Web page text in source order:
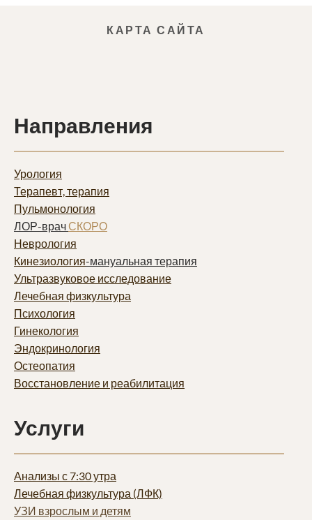
КАРТА САЙТА
Направления
Урология
Терапевт, терапия
Пульмонология
ЛОР-врачСКОРО
Неврология
Кинезиология-мануальная терапия
Ультразвуковое исследование
Лечебная физкультура
Психология
Гинекология
Эндокринология
Остеопатия
Восстановление и реабилитация
Услуги
Анализы с 7:30 утра
Лечебная физкультура (ЛФК)
УЗИ взрослым и детям